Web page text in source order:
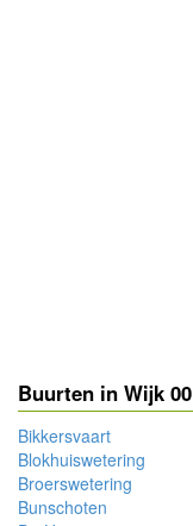
Buurten in Wijk 00
Bikkersvaart
Blokhuiswetering
Broerswetering
Bunschoten